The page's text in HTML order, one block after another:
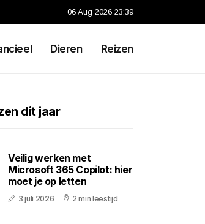
06 Aug 2026 23:39
Dieren Reizen
dit jaar
Veilig werken met
Microsoft 365 Copilot: hier
moet je op letten
3 juli 2026 2 min leestijd